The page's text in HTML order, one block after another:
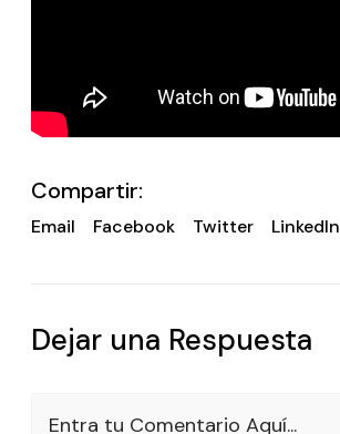
Compartir:
Email Facebook Twitter LinkedIn
Dejar una Respuesta
Entra tu Comentario Aquí...